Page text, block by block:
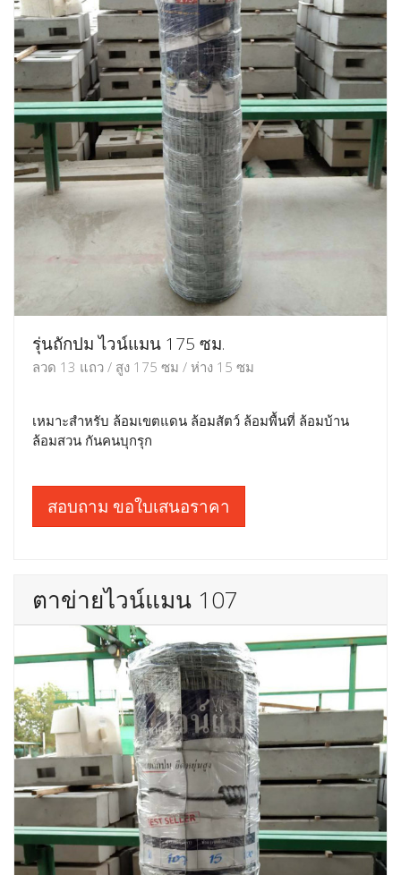
รุ่นถักปม ไวน์แมน 175 ซม.
ลวด 13 แถว / สูง 175 ซม / ห่าง 15 ซม
เหมาะสำหรับ ล้อมเขตแดน ล้อมสัตว์ ล้อมพื้นที่ ล้อมบ้าน
ล้อมสวน กันคนบุกรุก
สอบถาม ขอใบเสนอราคา
ตาข่ายไวน์แมน 107